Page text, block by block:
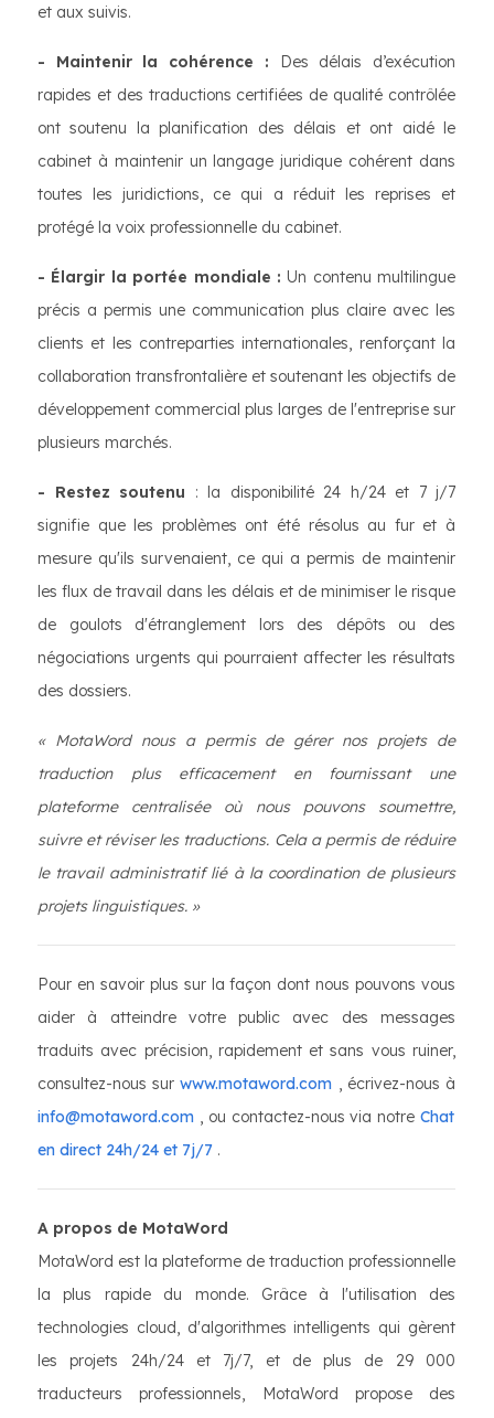
et aux suivis.
- Maintenir la cohérence : Des délais d’exécution
rapides et des traductions certifiées de qualité contrôlée
ont soutenu la planification des délais et ont aidé le
cabinet à maintenir un langage juridique cohérent dans
toutes les juridictions, ce qui a réduit les reprises et
protégé la voix professionnelle du cabinet.
- Élargir la portée mondiale : Un contenu multilingue
précis a permis une communication plus claire avec les
clients et les contreparties internationales, renforçant la
collaboration transfrontalière et soutenant les objectifs de
développement commercial plus larges de l'entreprise sur
plusieurs marchés.
- Restez soutenu : la disponibilité 24 h/24 et 7 j/7
signifie que les problèmes ont été résolus au fur et à
mesure qu'ils survenaient, ce qui a permis de maintenir
les flux de travail dans les délais et de minimiser le risque
de goulots d'étranglement lors des dépôts ou des
négociations urgents qui pourraient affecter les résultats
des dossiers.
« MotaWord nous a permis de gérer nos projets de
traduction plus efficacement en fournissant une
plateforme centralisée où nous pouvons soumettre,
suivre et réviser les traductions. Cela a permis de réduire
le travail administratif lié à la coordination de plusieurs
projets linguistiques. »
Pour en savoir plus sur la façon dont nous pouvons vous
aider à atteindre votre public avec des messages
traduits avec précision, rapidement et sans vous ruiner,
consultez-nous sur www.motaword.com , écrivez-nous à
info@motaword.com , ou contactez-nous via notre Chat
en direct 24h/24 et 7j/7 .
A propos de MotaWord
MotaWord est la plateforme de traduction professionnelle
la plus rapide du monde. Grâce à l'utilisation des
technologies cloud, d'algorithmes intelligents qui gèrent
les projets 24h/24 et 7j/7, et de plus de 29 000
traducteurs professionnels, MotaWord propose des